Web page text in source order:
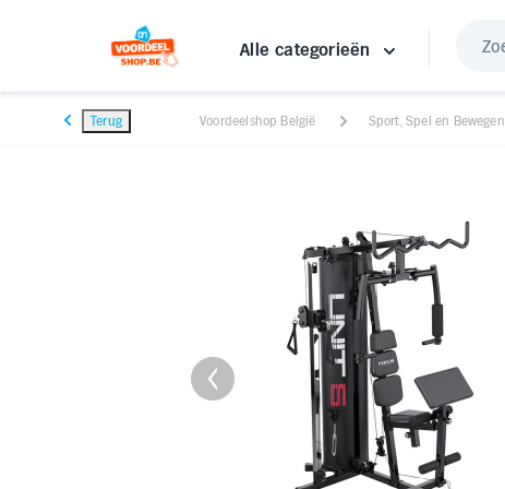
Alle categorieën
Terug Voordeelshop België Sport, Spel en Bewegen